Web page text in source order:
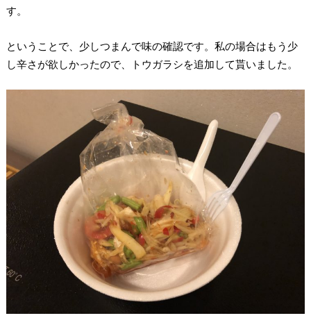
す。
ということで、少しつまんで味の確認です。私の場合はもう少
し辛さが欲しかったので、トウガラシを追加して貰いました。